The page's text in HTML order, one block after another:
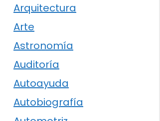
Arquitectura
Arte
Astronomía
Auditoría
Autoayuda
Autobiografía